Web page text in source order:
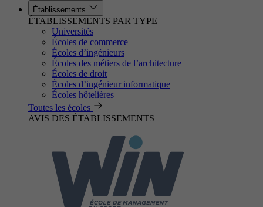
Établissements
ÉTABLISSEMENTS PAR TYPE
Universités
Écoles de commerce
Écoles d’ingénieurs
Écoles des métiers de l’architecture
Écoles de droit
Écoles d’ingénieur informatique
Écoles hôtelières
Toutes les écoles
AVIS DES ÉTABLISSEMENTS